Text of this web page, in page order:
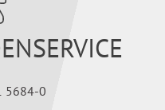
5684-0